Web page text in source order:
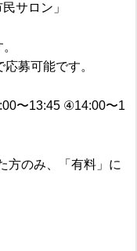
サロン」
募可能です。
〜13:45 ④14:00〜1
方のみ、「有料」に